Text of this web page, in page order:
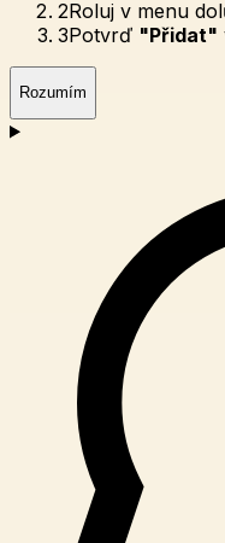
2Roluj v menu
3Potvrď "Přidat"
Rozumím